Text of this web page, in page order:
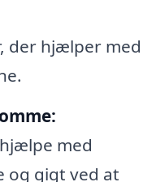
der hjælper med
med
og gigt ved at